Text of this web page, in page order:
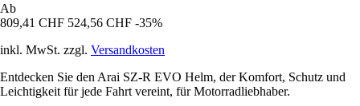
Ab
809,41 CHF 524,56 CHF -35%
inkl. MwSt. zzgl. Versandkosten
Entdecken Sie den Arai SZ-R EVO Helm, der Komfort, Schutz und
Leichtigkeit für jede Fahrt vereint, für Motorradliebhaber.